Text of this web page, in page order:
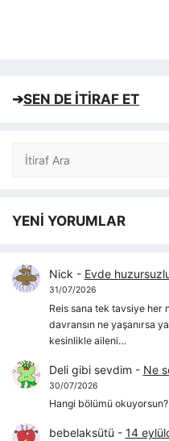
➔SEN DE İTİRAF ET
Ara
YENİ YORUMLAR
Nick - Evde
31/07/2026
Reis sana tek tavsiye her
davransın ne yaşanırsa
kesinlikle aileni…
Deli gibi sevdim - Ne
30/07/2026
Hangi bölümü okuyorsun?
bebelaksütü - 14